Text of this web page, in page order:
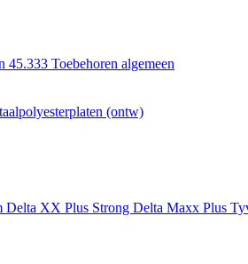
45.333 Toebehoren algemeen
(ontw)
Delta XX Plus Strong Delta Maxx Plus